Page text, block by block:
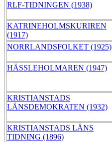
RLF-TIDNINGEN (1938)
KATRINEHOLMSKURIREN
(1917)
NORRLANDSFOLKET (1925)
HÄSSLEHOLMAREN (1947)
KRISTIANSTADS
LÄNSDEMOKRATEN (1932)
KRISTIANSTADS LÄNS
TIDNING (1896)